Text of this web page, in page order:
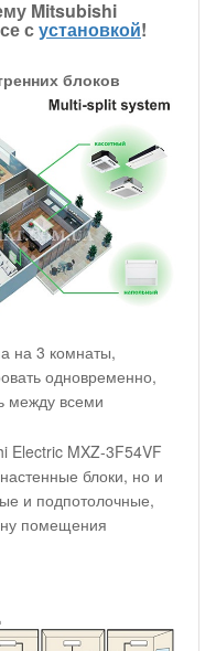
Mitsubishi
сустановкой!
блоков
на 3 комнаты,
одновременно,
между всеми
Electric MXZ-3F54VF
блоки, но и
и подпотолочные,
помещения